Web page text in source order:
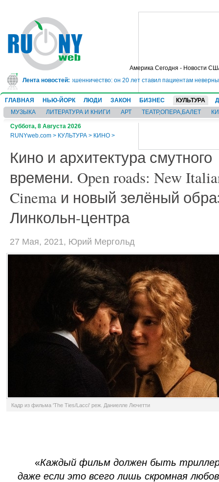
Америка Сегодня - Новости
Лента новостей:
на 10 лет за мошенничество: он 20 лет ставил пациентам неверные
ГЛАВНАЯ НЬЮ-ЙОРК ЛЮДИ ЗАКОН БИЗНЕС КУЛЬТУРА
МУЗЫКА
ЛИТЕРАТУРА И КНИГИ АРТ ТЕАТР,ОПЕРА,БАЛЕТ
Суббота, 8 Августа 2026
RUNYweb.com > КУЛЬТУРА > КИНО >
Кино и архитектура смутного
времени. Open roads: New
Cinema и новый зелёный
Линкольн-центра
27 Мая, 2021, Юрий Мергольд
Кадр из фильма 'The Ties/Lacci' реж. Даниелле Лючетти
«Каждый фильм должен быть
даже если это всего лишь скромная